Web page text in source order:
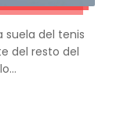
suela del tenis
del resto del